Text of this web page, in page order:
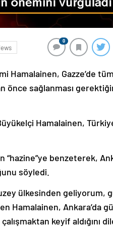
0
Hamalainen, Gazze’de
önce sağlanması
Hamalainen,
“hazine”ye benzeterek,
söyledi.
ülkesinden geliyorum,
Hamalainen, Ankara’da
keyif aldığını